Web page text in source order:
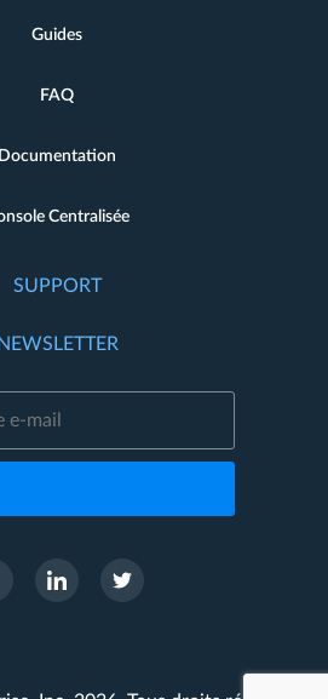
Guides
FAQ
Documentation
Centralisée
SUPPORT
NEWSLETTER